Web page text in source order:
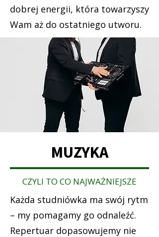
dobrej energii, która towarzyszy
Wam aż do ostatniego utworu.
MUZYKA
CZYLI TO CO NAJWAŻNIEJSZE
Każda studniówka ma swój rytm
– my pomagamy go odnaleźć.
Repertuar dopasowujemy nie